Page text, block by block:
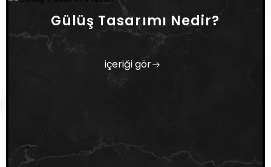
Gülüş Tasarımı Nedir?
içeriği gör